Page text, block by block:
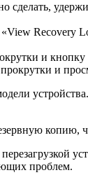
сделать,
Recovery
и
и
проблем.